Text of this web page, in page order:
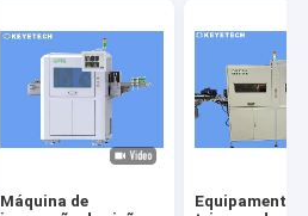
Máquina de
Equipamento